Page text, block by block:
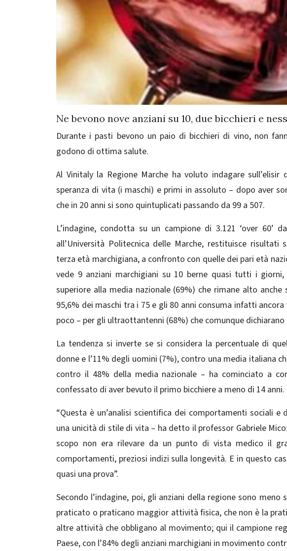
Ne bevono nove anziani su 10, due bicchieri e
Durante i pasti bevono un paio di bicchieri di vino, non
godono di ottima salute.
Al Vinitaly la Regione Marche ha voluto indagare
speranza di vita (i maschi) e primi in assoluto – dopo aver
che in 20 anni si sono quintuplicati passando da 99 a 507.
L’indagine, condotta su un campione di 3.121 ‘over 60’
all’Università Politecnica delle Marche, restituisce
terza età marchigiana, a confronto con quelle dei pari età
vede 9 anziani marchigiani su 10 berne quasi tutti i
superiore alla media nazionale (69%) che rimane alto
95,6% dei maschi tra i 75 e gli 80 anni consuma infatti
poco – per gli ultraottantenni (68%) che comunque
La tendenza si inverte se si considera la percentuale di
donne e l’11% degli uomini (7%), contro una media italiana
contro il 48% della media nazionale – ha cominciato a
confessato di aver bevuto il primo bicchiere a meno di 14 anni.
“Questa è un’analisi scientifica dei comportamenti sociali
una unicità di stile di vita – ha detto il professor Gabriele
scopo non era rilevare da un punto di vista medico il
comportamenti, preziosi indizi sulla longevità. E in questo
quasi una prova”.
Secondo l’indagine, poi, gli anziani della regione sono
praticato o praticano maggior attività fisica, che non è la
altre attività che obbligano al movimento; qui il campione
Paese, con l’84% degli anziani marchigiani in movimento